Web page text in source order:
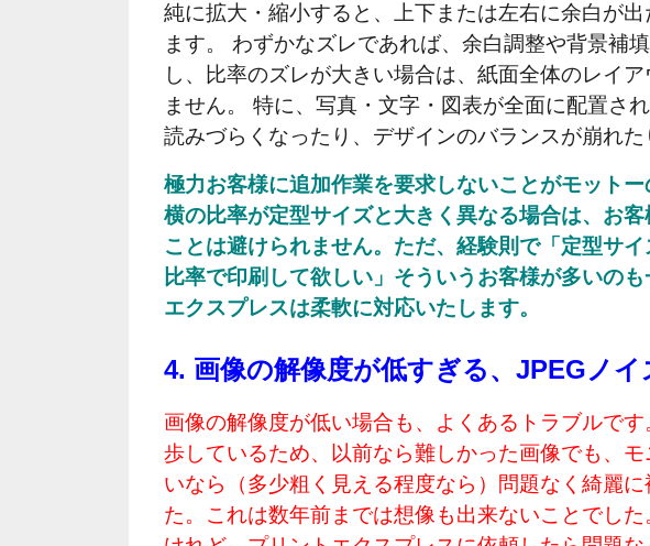
純に拡大・縮小すると、上下または左右に余白が
ます。 わずかなズレであれば、余白調整や背景補
し、比率のズレが大きい場合は、紙面全体のレイ
ません。 特に、写真・文字・図表が全面に配置さ
読みづらくなったり、デザインのバランスが崩れた
極力お客様に追加作業を要求しないことがモット
横の比率が定型サイズと大きく異なる場合は、お
ことは避けられません。ただ、経験則で「定型サ
比率で印刷して欲しい」そういうお客様が多いの
エクスプレスは柔軟に対応いたします。
4. 画像の解像度が低すぎる、JPEGノイ
画像の解像度が低い場合も、よくあるトラブルで
歩しているため、以前なら難しかった画像でも、
いなら（多少粗く見える程度なら）問題なく綺麗
た。これは数年前までは想像も出来ないことでし